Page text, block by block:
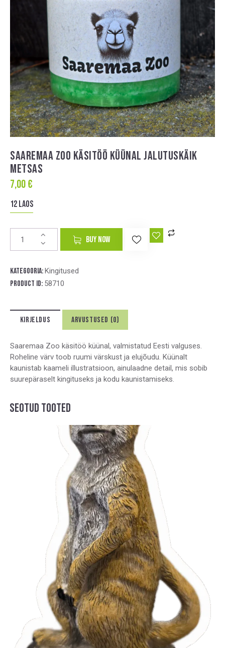
SAAREMAA ZOO KÄSITÖÖ KÜÜNAL JALUTUSKÄIK
METSAS
7,00€
12 laos
BUY NOW
e
:
Kategooria:Kingitused
Product ID: 58710
KIRJELDUS ARVUSTUSED (0)
Saaremaa Zoo käsitöö küünal, valmistatud Eesti valguses.
Roheline värv toob ruumi värskust ja elujõudu. Küünalt
kaunistab kaameli illustratsioon, ainulaadne detail, mis sobib
suurepäraselt kingituseks ja kodu kaunistamiseks.
SEOTUD TOOTED